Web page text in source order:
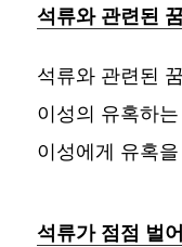
석류와 관련된
석류와 관련된
이성의 유혹하
이성에게 유혹
석류가 점점 벌